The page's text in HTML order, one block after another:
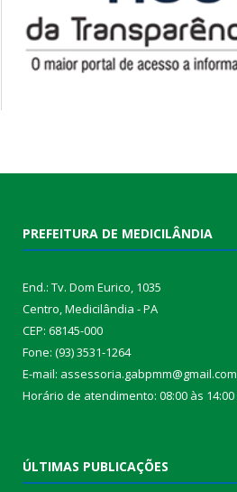
PREFEITURA DE MEDICILÂNDIA
End.: Tv. Dom Eurico, 1035
Centro, Medicilândia - PA
CEP: 68145-000
Fone: (93) 3531-1264
E-mail: assessoria.gabpmm@gmail.com
Horário de atendimento: 08:00 às 14:00
ÚLTIMAS PUBLICAÇÕES